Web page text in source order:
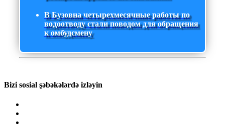
В Бузовна четырехмесячные работы по
водоотводу стали поводом для обращения
к омбудсмену
Bizi sosial şəbəkələrdə izləyin